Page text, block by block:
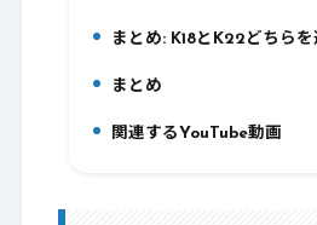
まとめ: K18とK22どちらを
まとめ
10.関連するYouTube動画